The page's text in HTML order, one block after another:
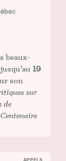
beaux-
19
son
sur
de